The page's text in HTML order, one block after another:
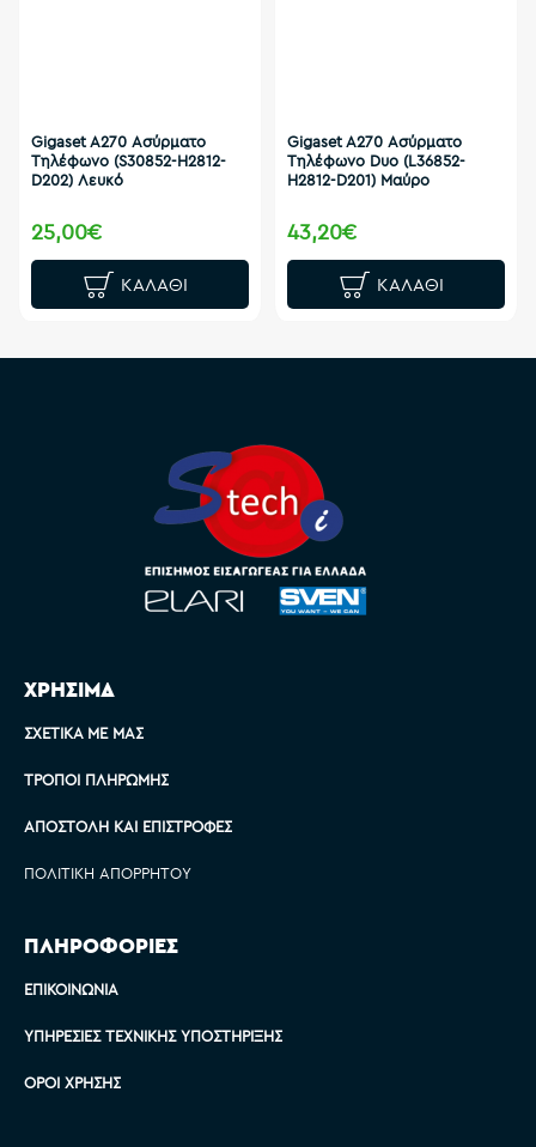
Gigaset A270 Ασύρματο
Τηλέφωνο (S30852-H2812-
D202) Λευκό
25,00€
ΚΑΛΆΘΙ
Gigaset A270 Ασύρματο
Τηλέφωνο Duo (L36852-
H2812-D201) Μαύρο
43,20€
ΚΑΛΆΘΙ
ΧΡΗΣΙΜΑ
ΣΧΕΤΙΚΆ ΜΕ ΜΑΣ
ΤΡΌΠΟΙ ΠΛΗΡΩΜΉΣ
ΑΠΟΣΤΟΛΉ ΚΑΙ ΕΠΙΣΤΡΟΦΈΣ
ΠΟΛΙΤΙΚΉ ΑΠΟΡΡΉΤΟΥ
ΠΛΗΡΟΦΟΡΙΕΣ
ΕΠΙΚΟΙΝΩΝΊΑ
ΥΠΗΡΕΣΊΕΣ ΤΕΧΝΙΚΉΣ ΥΠΟΣΤΉΡΙΞΗΣ
ΌΡΟΙ ΧΡΉΣΗΣ